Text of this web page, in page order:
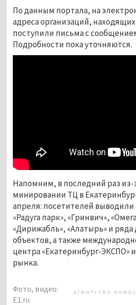
По данным портала, на
адреса организаций,
поступили письма с
Подробности пока уточняются.
Напомним, в последний раз из-
минировании ТЦ в
апреля: посетителей
«Радуга парк», «Гринвич»,
«Дирижабль», «Алатырь» и ряда
объектов, а также
центра «Екатеринбург-ЭКСПО»
рынка.
Фото, видео:
E1.ru